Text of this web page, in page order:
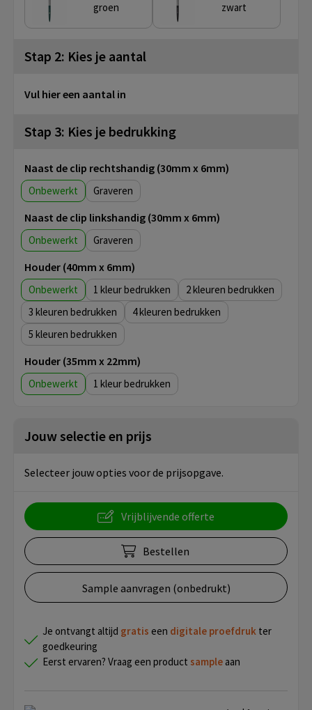
groen zwart
Stap 2: Kies je aantal
Vul hier een aantal in
Stap 3: Kies je bedrukking
Naast de clip rechtshandig (30mm x 6mm)
Onbewerkt Graveren
Naast de clip linkshandig (30mm x 6mm)
Onbewerkt Graveren
Houder (40mm x 6mm)
Onbewerkt 1
2
3
4
5
Houder (35mm x 22mm)
Onbewerkt 1
Jouw selectie en prijs
Selecteer jouw opties voor de prijsopgave.
Vrijblijvende offerte
Bestellen
Sample aanvragen (onbedrukt)
Je ontvangt altijd gratis een digitale proefdruk ter
goedkeuring
Eerst ervaren? Vraag een product sample aan